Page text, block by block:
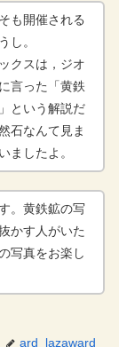
も開催される
し。
クスは，ジオ
言った「黄鉄
という解説だ
石なんて見ま
ましたよ。
。黄鉄鉱の写
かす人がいた
写真をお楽し
ard_lazaward